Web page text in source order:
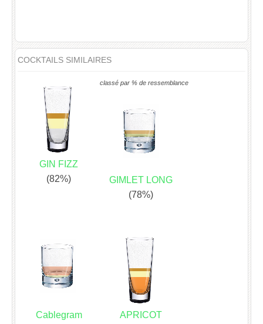
COCKTAILS SIMILAIRES
classé par % de ressemblance
GIN FIZZ
(82%)
GIMLET LONG
(78%)
Cablegram
APRICOT